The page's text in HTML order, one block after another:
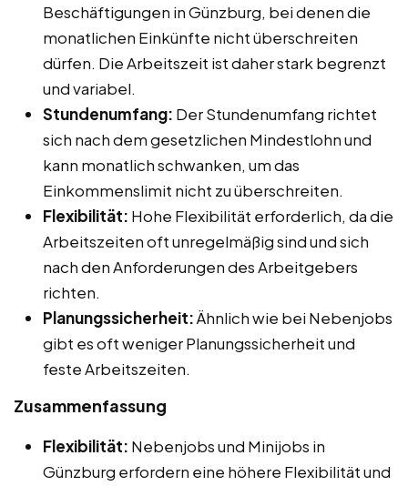
Beschäftigungen in Günzburg, bei denen die
monatlichen Einkünfte nicht überschreiten
dürfen. Die Arbeitszeit ist daher stark begrenzt
und variabel.
Stundenumfang: Der Stundenumfang richtet
sich nach dem gesetzlichen Mindestlohn und
kann monatlich schwanken, um das
Einkommenslimit nicht zu überschreiten.
Flexibilität: Hohe Flexibilität erforderlich, da die
Arbeitszeiten oft unregelmäßig sind und sich
nach den Anforderungen des Arbeitgebers
richten.
Planungssicherheit:Ähnlich wie bei Nebenjobs
gibt es oft weniger Planungssicherheit und
feste Arbeitszeiten.
Zusammenfassung
Flexibilität: Nebenjobs und Minijobs in
Günzburg erfordern eine höhere Flexibilität und